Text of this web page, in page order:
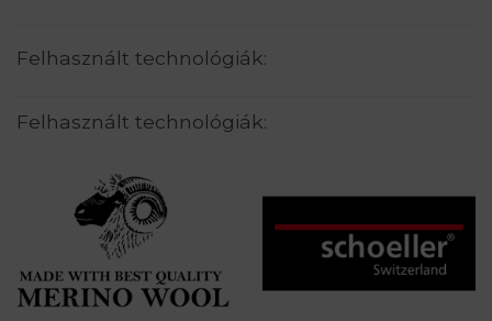
Felhasznált technológiák:
Felhasznált technológiák: